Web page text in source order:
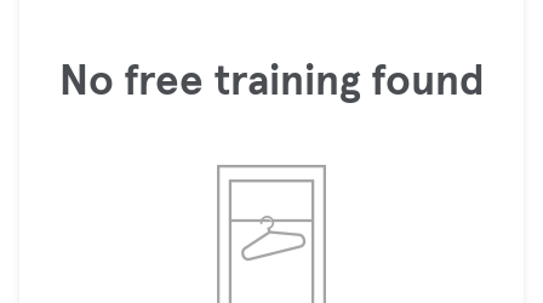
No free training found